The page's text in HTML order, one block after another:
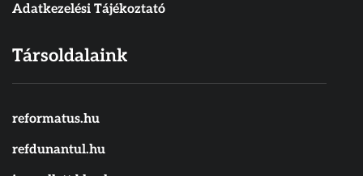
Adatkezelési Tájékoztató
Társoldalaink
reformatus.hu
refdunantul.hu